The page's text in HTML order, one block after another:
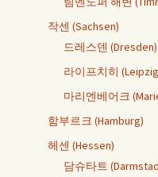
작센 (Sachsen)
드레스덴 (Dresden)
라이프치히
마리엔베어크
함부르크 (Hamburg)
헤센 (Hessen)
담슈타트